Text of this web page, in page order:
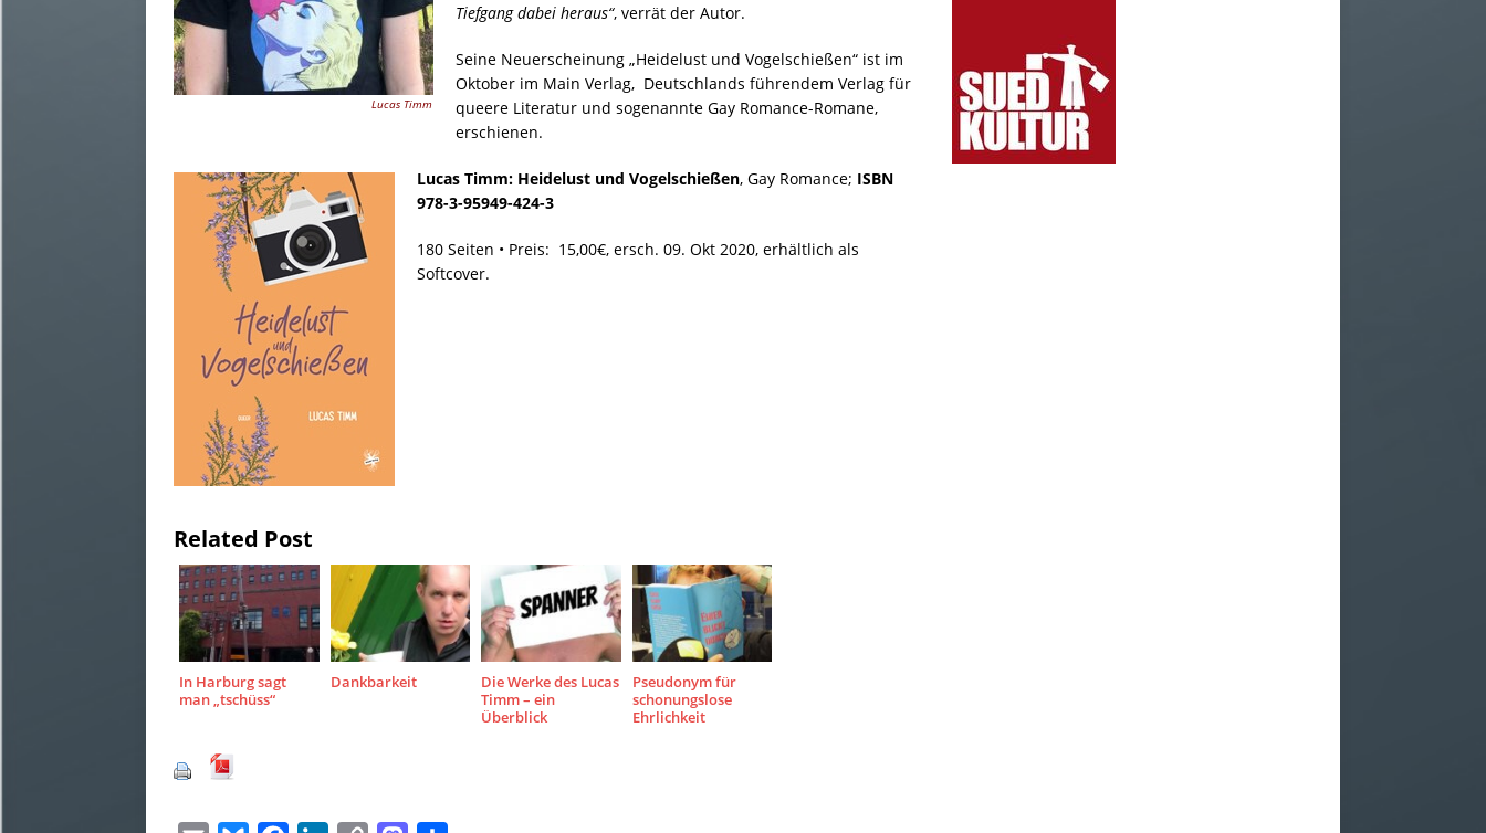
Lucas Timm
Tiefgang dabei heraus“, verrät der Autor.
Seine Neuerscheinung „Heidelust und Vogelschießen“ ist im
Oktober im Main Verlag, Deutschlands führendem Verlag für
queere Literatur und sogenannte Gay Romance-Romane,
erschienen.
Lucas Timm: Heidelust und Vogelschießen, Gay Romance; ISBN
978-3-95949-424-3
180 Seiten • Preis: 15,00€, ersch. 09. Okt 2020, erhältlich als
Softcover.
Related Post
In Harburg sagt
man „tschüss“
Dankbarkeit
Die Werke des Lucas
Timm – ein
Überblick
Pseudonym für
schonungslose
Ehrlichkeit